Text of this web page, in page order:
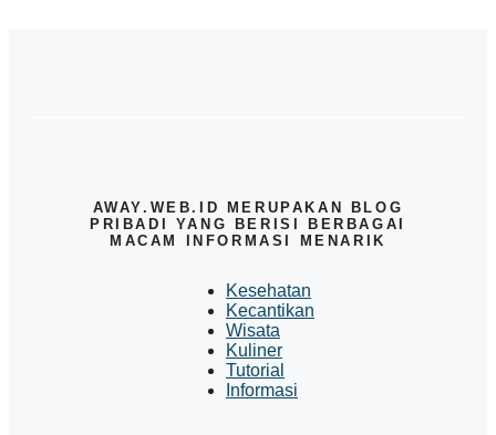
AWAY.WEB.ID MERUPAKAN BLOG
PRIBADI YANG BERISI BERBAGAI
MACAM INFORMASI MENARIK
Kesehatan
Kecantikan
Wisata
Kuliner
Tutorial
Informasi